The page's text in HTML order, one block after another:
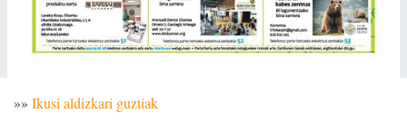
»» Ikusi aldizkari guztiak